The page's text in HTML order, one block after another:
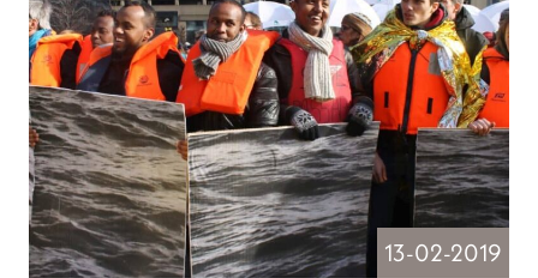
13-02-2019